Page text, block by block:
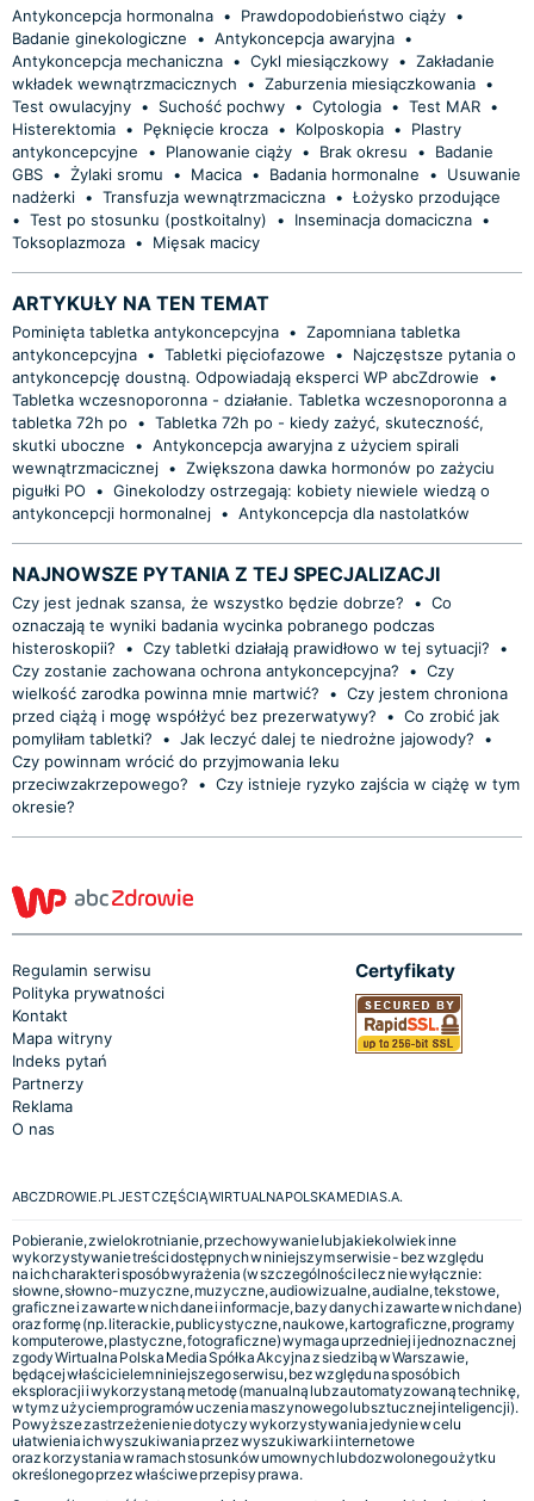
Antykoncepcja hormonalna • Prawdopodobieństwo ciąży •
Badanie ginekologiczne
• Antykoncepcja awaryjna •
Antykoncepcja mechaniczna • Cykl miesiączkowy • Zakładanie
wkładek wewnątrzmacicznych
• Zaburzenia miesiączkowania •
Test owulacyjny • Suchość pochwy • Cytologia • Test MAR •
Histerektomia • Pęknięcie krocza • Kolposkopia •
Plastry
antykoncepcyjne
• Planowanie ciąży • Brak okresu •
Badanie
GBS • Żylaki sromu • Macica • Badania hormonalne •
Usuwanie
nadżerki • Transfuzja wewnątrzmaciczna • Łożysko przodujące
• Test po stosunku (postkoitalny) • Inseminacja domaciczna •
Toksoplazmoza • Mięsak macicy
ARTYKUŁY NA TEN TEMAT
Pominięta tabletka antykoncepcyjna • Zapomniana tabletka
antykoncepcyjna • Tabletki pięciofazowe •
Najczęstsze pytania o
antykoncepcję doustną. Odpowiadają eksperci WP abcZdrowie
•
Tabletka wczesnoporonna - działanie. Tabletka wczesnoporonna a
tabletka 72h po
• Tabletka 72h po - kiedy zażyć, skuteczność,
skutki uboczne
• Antykoncepcja awaryjna z użyciem spirali
wewnątrzmacicznej • Zwiększona dawka hormonów po zażyciu
pigułki PO
• Ginekolodzy ostrzegają: kobiety niewiele wiedzą o
antykoncepcji hormonalnej • Antykoncepcja dla nastolatków
NAJNOWSZE PYTANIA Z TEJ SPECJALIZACJI
Czy jest jednak szansa, że wszystko będzie dobrze? • Co
oznaczają te wyniki badania wycinka pobranego podczas
histeroskopii?
• Czy tabletki działają prawidłowo w tej sytuacji?
•
Czy zostanie zachowana ochrona antykoncepcyjna?
• Czy
wielkość zarodka powinna mnie martwić?
• Czy jestem chroniona
przed ciążą i mogę współżyć bez prezerwatywy?
• Co zrobić jak
pomyliłam tabletki?
• Jak leczyć dalej te niedrożne jajowody?
•
Czy powinnam wrócić do przyjmowania leku
przeciwzakrzepowego?
• Czy istnieje ryzyko zajścia w ciążę w tym
okresie?
Regulamin serwisu
Polityka prywatności
Kontakt
Mapa witryny
Indeks pytań
Partnerzy
Reklama
O nas
Certyfikaty
ABCZDROWIE.PL JEST CZĘŚCIĄ WIRTUALNA POLSKA MEDIA S.A.
Pobieranie, zwielokrotnianie, przechowywanie lub jakiekolwiek inne
wykorzystywanie treści dostępnych w niniejszym serwisie - bez względu
na ich charakter i sposób wyrażenia (w szczególności lecz nie wyłącznie:
słowne, słowno-muzyczne, muzyczne, audiowizualne, audialne, tekstowe,
graficzne i zawarte w nich dane i informacje, bazy danych i zawarte w nich dane)
oraz formę (np. literackie, publicystyczne, naukowe, kartograficzne, programy
komputerowe, plastyczne, fotograficzne) wymaga uprzedniej i jednoznacznej
zgody Wirtualna Polska Media Spółka Akcyjna z siedzibą w Warszawie,
będącej właścicielem niniejszego serwisu, bez względu na sposób ich
eksploracji i wykorzystaną metodę (manualną lub zautomatyzowaną technikę,
w tym z użyciem programów uczenia maszynowego lub sztucznej inteligencji).
Powyższe zastrzeżenie nie dotyczy wykorzystywania jedynie w celu
ułatwienia ich wyszukiwania przez wyszukiwarki internetowe
oraz korzystania w ramach stosunków umownych lub dozwolonego użytku
określonego przez właściwe przepisy prawa.